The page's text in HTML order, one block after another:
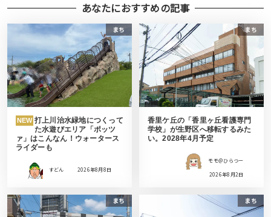
あなたにおすすめの記事
まち
NEW 打上川治水緑地につくって
た水遊びエリア「ポッツ
ァ」はこんなん！ウォータース
ライダーも
すどん 2026年8月8日
まち
香里ケ丘の「香里ヶ丘看護専門
学校」が生野区へ移転するみた
い。2028年4月予定
モモ＠ひらつー
2026年8月2日
まち まち